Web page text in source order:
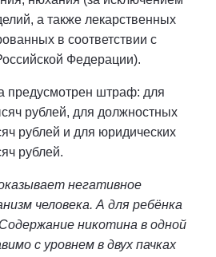
а также лекарственных
в соответствии с
Федерации).
предусмотрен штраф: для
рублей, для должностных
рублей и для юридических
рублей.
негативное
человека. А для ребёнка
никотина в одной
с уровнем в двух пачках